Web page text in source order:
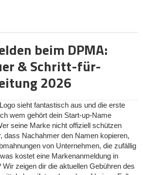
Sie auch interessieren:
Die GmbV & echte
Investor
So finden
beim DPMA:
& Schritt-für-
2026
sieht fantastisch aus und die erste
wem gehört dein Start-up-Name
seine Marke nicht offiziell schützen
dass Nachahmer den Namen kopieren,
von Unternehmen, die zufällig
kostet eine Markenanmeldung in
zeigen dir die aktuellen Gebühren des